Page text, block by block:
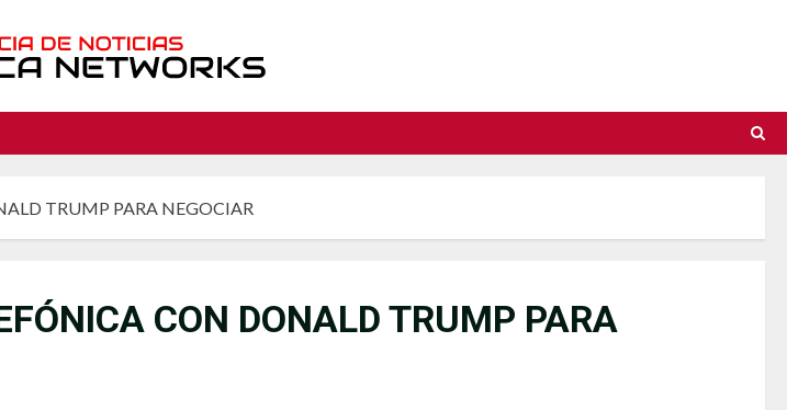
TRUMP PARA NEGOCIAR
CON DONALD TRUMP PARA